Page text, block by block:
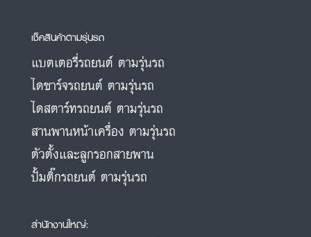
เช็คสินค้าตามรุ่นรถ
แบตเตอรี่รถยนต์ ตามรุ่นรถ
ไดชาร์จรถยนต์ ตามรุ่นรถ
ไดสตาร์ทรถยนต์ ตามรุ่นรถ
สานพานหน้าเครื่อง ตามรุ่นรถ
ตัวตั้งและลูกรอกสายพาน
ปั้มติ๊กรถยนต์ ตามรุ่นรถ
สำนักงานใหญ่: